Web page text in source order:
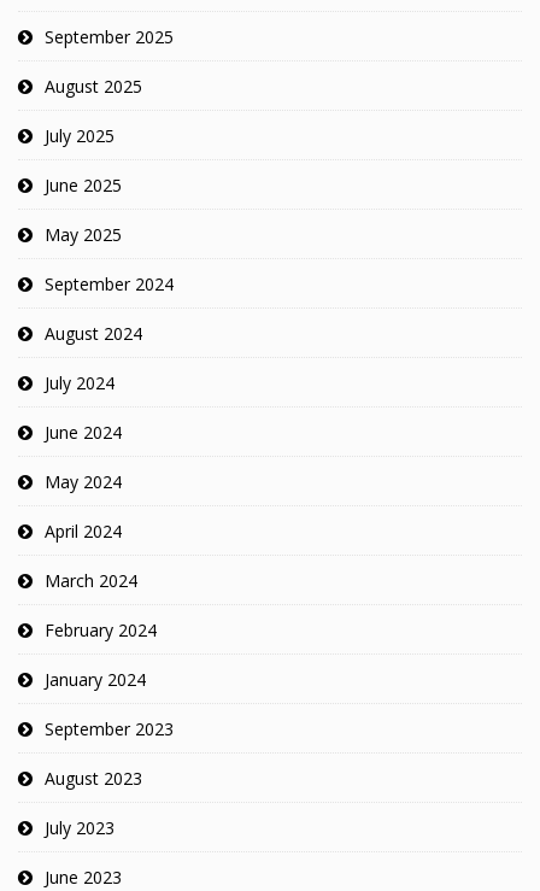
September 2025
August 2025
July 2025
June 2025
May 2025
September 2024
August 2024
July 2024
June 2024
May 2024
April 2024
March 2024
February 2024
January 2024
September 2023
August 2023
July 2023
June 2023